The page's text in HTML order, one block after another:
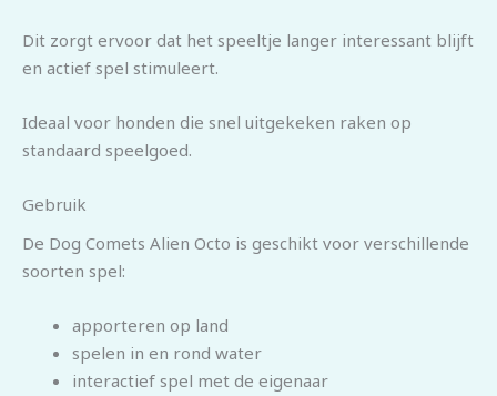
Dit zorgt ervoor dat het speeltje langer interessant blijft
en actief spel stimuleert.
Ideaal voor honden die snel uitgekeken raken op
standaard speelgoed.
Gebruik
De Dog Comets Alien Octo is geschikt voor verschillende
soorten spel:
apporteren op land
spelen in en rond water
interactief spel met de eigenaar